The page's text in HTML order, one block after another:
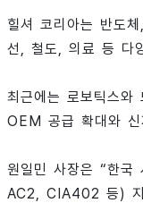
힐셔 코리아는 반도
선, 철도, 의료 등 다
최근에는 로보틱스와
OEM 공급 확대와
원일민 사장은 “한국
AC2, CIA402 등) 지